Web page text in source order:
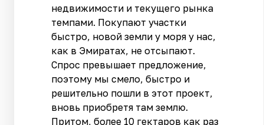
недвижимости и текущего рынка
темпами. Покупают участки
быстро, новой земли у моря у нас,
как в Эмиратах, не отсыпают.
Спрос превышает предложение,
поэтому мы смело, быстро и
решительно пошли в этот проект,
вновь приобретя там землю.
Притом, более 10 гектаров как раз